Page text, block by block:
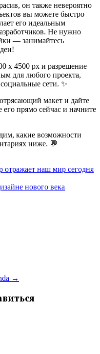
он также невероятно
вы можете быстро
его идеальным
Не нужно
— занимайтесь
x 4500 px и разрешение
для любого проекта,
сети. ✨
макет и дайте
прямо сейчас и начните
какие возможности
ниже. 💬
отражает наш мир сегодня
нового века
→